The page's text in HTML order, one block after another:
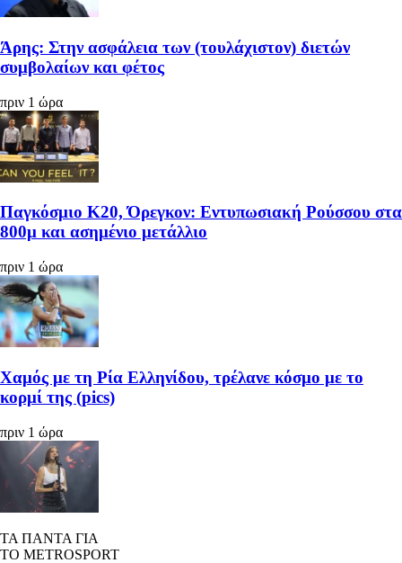
Άρης: Στην ασφάλεια των (τουλάχιστον) διετών
συμβολαίων και φέτος
πριν 1 ώρα
Παγκόσμιο Κ20, Όρεγκον: Εντυπωσιακή Ρούσσου στα
800μ και ασημένιο μετάλλιο
πριν 1 ώρα
Χαμός με τη Ρία Ελληνίδου, τρέλανε κόσμο με το
κορμί της (pics)
πριν 1 ώρα
ΤΑ ΠΑΝΤΑ ΓΙΑ
ΤΟ METROSPORT